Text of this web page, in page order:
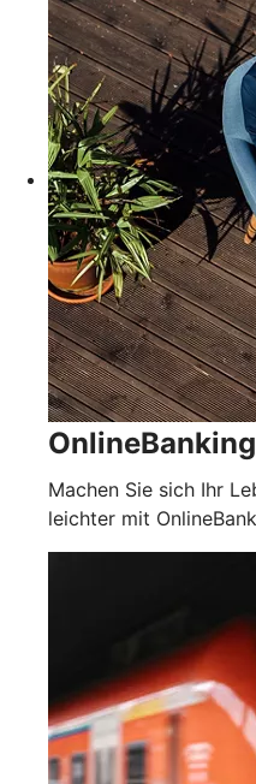
OnlineBanking
Machen Sie sich Ihr
leichter mit